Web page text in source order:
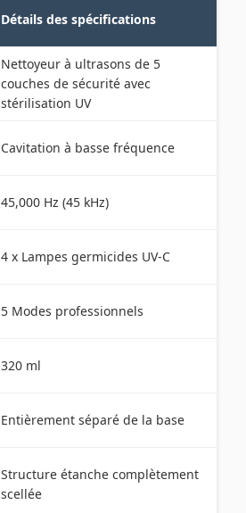
Détails des spécifications
Nettoyeur à ultrasons de 5
couches de sécurité avec
stérilisation UV
Cavitation à basse fréquence
45,000 Hz (45 kHz)
4 x Lampes germicides UV-C
5 Modes professionnels
320 ml
Entièrement séparé de la base
Structure étanche complètement
scellée